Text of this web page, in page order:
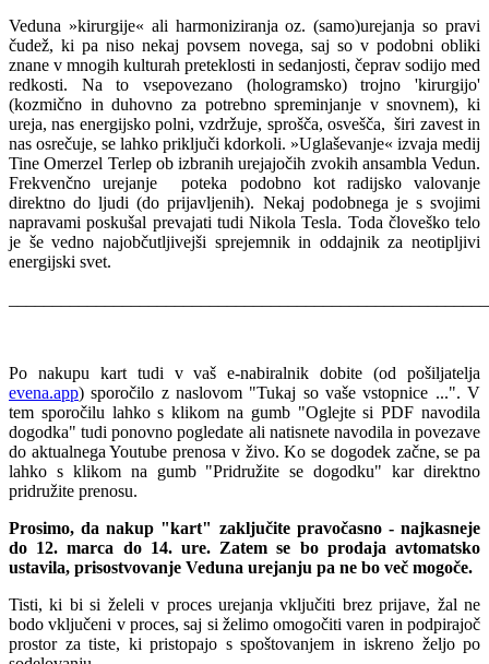
Veduna »kirurgije« ali harmoniziranja oz. (samo)urejanja so pravi
čudež, ki pa niso nekaj povsem novega, saj so v podobni obliki
znane v mnogih kulturah preteklosti in sedanjosti, čeprav sodijo med
redkosti. Na to vsepovezano (hologramsko) trojno 'kirurgijo'
(kozmično in duhovno za potrebno spreminjanje v snovnem), ki
ureja, nas energijsko polni, vzdržuje, sprošča, osvešča, širi zavest in
nas osrečuje, se lahko priključi kdorkoli. »Uglaševanje« izvaja medij
Tine Omerzel Terlep ob izbranih urejajočih zvokih ansambla Vedun.
Frekvenčno urejanje poteka podobno kot radijsko valovanje
direktno do ljudi (do prijavljenih). Nekaj podobnega je s svojimi
napravami poskušal prevajati tudi Nikola Tesla. Toda človeško telo
je še vedno najobčutljivejši sprejemnik in oddajnik za neotipljivi
energijski svet.
Po nakupu kart tudi v vaš e-nabiralnik dobite (od pošiljatelja
evena.app) sporočilo z naslovom "Tukaj so vaše vstopnice ...". V
tem sporočilu lahko s klikom na gumb "Oglejte si PDF navodila
dogodka" tudi ponovno pogledate ali natisnete navodila in povezave
do aktualnega Youtube prenosa v živo. Ko se dogodek začne, se pa
lahko s klikom na gumb "Pridružite se dogodku" kar direktno
pridružite prenosu.
Prosimo, da nakup "kart" zaključite pravočasno - najkasneje
do 12. marca do 14. ure. Zatem se bo prodaja avtomatsko
ustavila, prisostvovanje Veduna urejanju pa ne bo več mogoče.
Tisti, ki bi si želeli v proces urejanja vključiti brez prijave, žal ne
bodo vključeni v proces, saj si želimo omogočiti varen in podpirajoč
prostor za tiste, ki pristopajo s spoštovanjem in iskreno željo po